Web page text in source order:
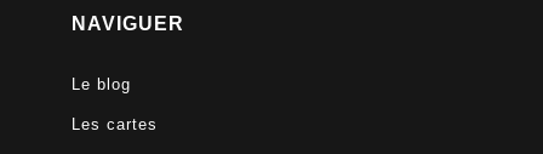
NAVIGUER
Le blog
Les cartes